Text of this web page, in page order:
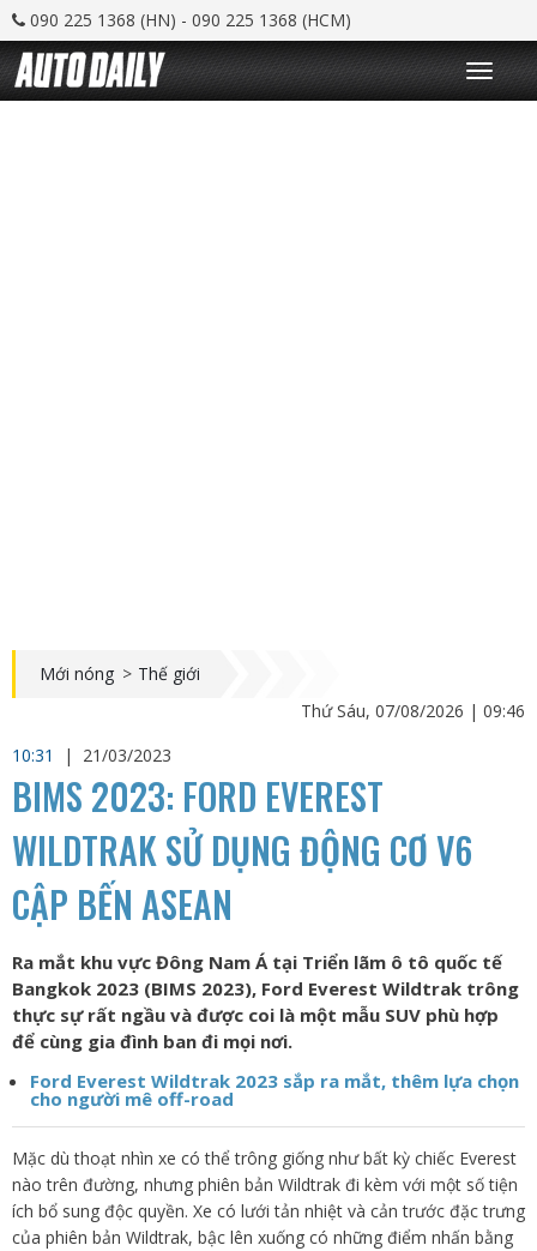
090 225 1368 (HN) - 090 225 1368 (HCM)
T
o
g
Mới nóng > Thế giới
Thứ Sáu, 07/08/2026 | 09:46
10:31
| 21/03/2023
BIMS 2023: FORD EVEREST
WILDTRAK SỬ DỤNG ĐỘNG CƠ V6
CẬP BẾN ASEAN
Ra mắt khu vực Đông Nam Á tại Triển lãm ô tô quốc tế
Bangkok 2023 (BIMS 2023), Ford Everest Wildtrak trông
thực sự rất ngầu và được coi là một mẫu SUV phù hợp
để cùng gia đình ban đi mọi nơi.
Ford Everest Wildtrak 2023 sắp ra mắt, thêm lựa chọn
cho người mê off-road
Mặc dù thoạt nhìn xe có thể trông giống như bất kỳ chiếc Everest
nào trên đường, nhưng phiên bản Wildtrak đi kèm với một số tiện
ích bổ sung độc quyền. Xe có lưới tản nhiệt và cản trước đặc trưng
của phiên bản Wildtrak, bậc lên xuống có những điểm nhấn bằng